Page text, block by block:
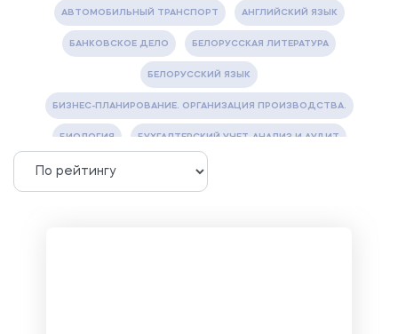
АВТОМОБИЛЬНЫЙ ТРАНСПОРТ АНГЛИЙСКИЙ ЯЗЫК
БАНКОВСКОЕ ДЕЛО БЕЛОРУССКАЯ ЛИТЕРАТУРА
БЕЛОРУССКИЙ ЯЗЫК
БИЗНЕС-ПЛАНИРОВАНИЕ. ОРГАНИЗАЦИЯ ПРОИЗВОДСТВА.
БИОЛОГИЯ БУХГАЛТЕРСКИЙ УЧЕТ, АНАЛИЗ И АУДИТ
ВЕТЕРИНАРИЯ ВОДОСНАБЖЕНИЕ И ВОДООТВЕДЕНИЕ